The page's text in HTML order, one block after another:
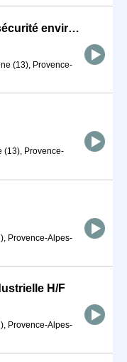
Responsable qualité Hygiène sécurité environnement (H/F)
(13), Provence-
(13), Provence-
Provence-Alpes-
H/F
Provence-Alpes-